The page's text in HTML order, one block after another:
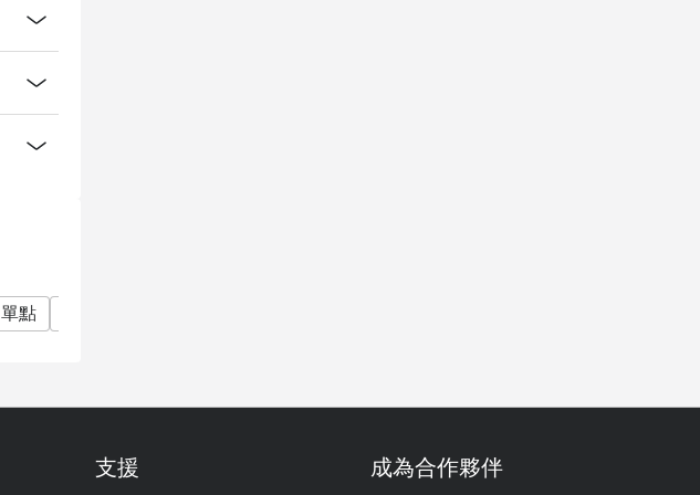
單點
支援 成為合作夥伴